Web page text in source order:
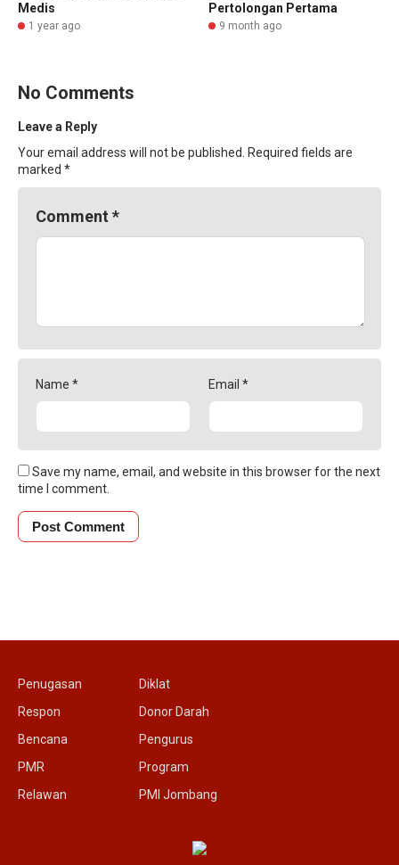
Medis
1 year ago
Pertolongan Pertama
9 month ago
No Comments
Leave a Reply
Your email address will not be published.
Required fields are
marked *
Comment *
Name * Email *
Save my name, email, and website in this browser for the next
time I comment.
Penugasan
Respon
Bencana
PMR
Relawan
Diklat
Donor Darah
Pengurus
Program
PMI Jombang